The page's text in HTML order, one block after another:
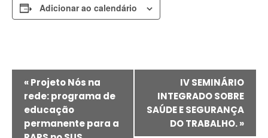
Adicionar ao calendário
Evento
Navegação
«Projeto Nós na
rede: programa de
educação
permanente para a
IV SEMINÁRIO
INTEGRADO SOBRE
SAÚDE E SEGURANÇA
DO TRABALHO.»